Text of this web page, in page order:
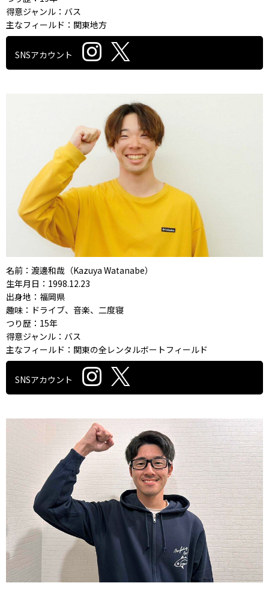
得意ジャンル：バス
主なフィールド：関東地方
SNSアカウント
名前：渡邊和哉（Kazuya Watanabe）
生年月日：1998.12.23
出身地：福岡県
趣味：ドライブ、音楽、二度寝
つり歴：15年
得意ジャンル：バス
主なフィールド：関東の全レンタルボートフィールド
SNSアカウント